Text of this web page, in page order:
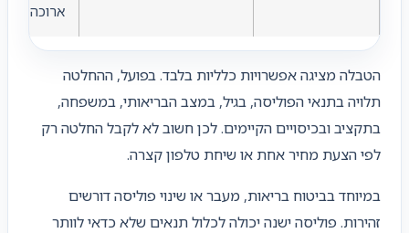
ארוכה
הטבלה מציגה אפשרויות כלליות בלבד. בפועל, ההחלטה
תלויה בתנאי הפוליסה, בגיל, במצב הבריאותי, במשפחה,
בתקציב ובכיסויים הקיימים. לכן חשוב לא לקבל החלטה רק
לפי הצעת מחיר אחת או שיחת טלפון קצרה.
במיוחד בביטוח בריאות, מעבר או שינוי פוליסה דורשים
זהירות. פוליסה ישנה יכולה לכלול תנאים שלא כדאי לוותר